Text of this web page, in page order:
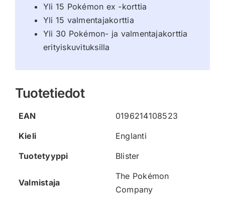
Yli 15 Pokémon ex -korttia
Yli 15 valmentajakorttia
Yli 30 Pokémon- ja valmentajakorttia
erityiskuvituksilla
Tuotetiedot
EAN
0196214108523
Kieli
Englanti
Tuotetyyppi
Blister
Valmistaja
The Pokémon
Company